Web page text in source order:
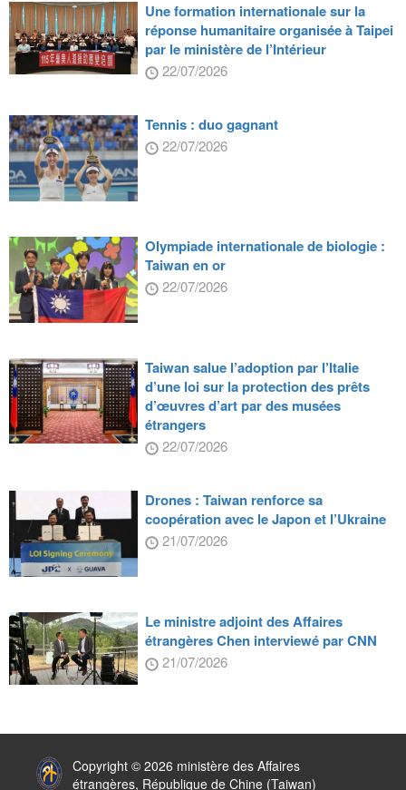
Une formation internationale sur la
réponse humanitaire organisée à Taipei
par le ministère de l’Intérieur
22/07/2026
Tennis : duo gagnant
22/07/2026
Olympiade internationale de biologie :
Taiwan en or
22/07/2026
Taiwan salue l’adoption par l’Italie
d’une loi sur la protection des prêts
d’œuvres d’art par des musées
étrangers
22/07/2026
Drones : Taiwan renforce sa
coopération avec le Japon et l’Ukraine
21/07/2026
Le ministre adjoint des Affaires
étrangères Chen interviewé par CNN
21/07/2026
Copyright © 2026 ministère des Affaires
étrangères, République de Chine (Taiwan)